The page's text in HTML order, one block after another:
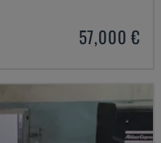
57,000 €